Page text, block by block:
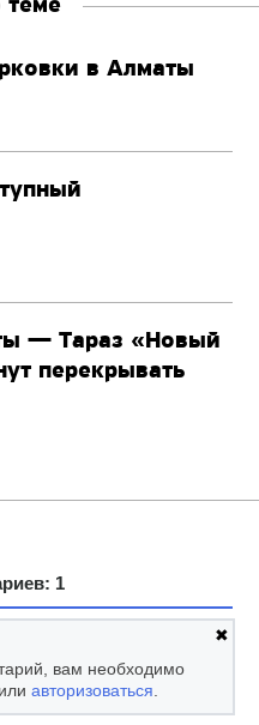
теме
в Алматы
— Тараз «Новый
перекрывать
1
✖
вам необходимо
илиавторизоваться.